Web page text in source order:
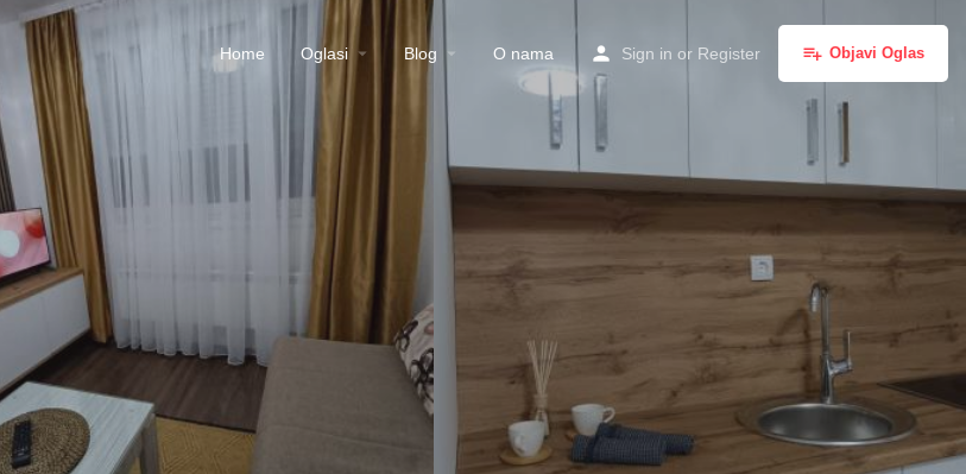
Home Oglasi Blog O nama Sign in or Register Objavi Oglas